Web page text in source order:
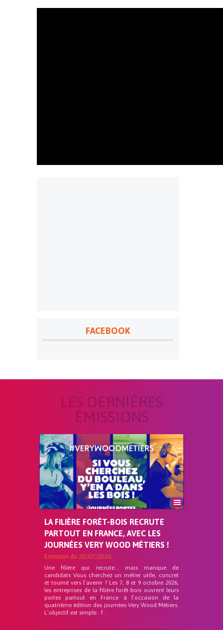
FACEBOOK
LES DERNIÈRES
ÉMISSIONS
LA FILIÈRE FORÊT-BOIS RECRUTE
PARTOUT EN FRANCE, AVEC LES
JOURNÉES VERY WOOD MÉTIERS !
Emission du 20/07/2026
Une filière qui recrute… mais manque de
candidats Vous cherchez un métier utile, concret
et tourné vers l’avenir ? Les 7, 8 et 9 octobre 2026,
les entreprises de la filière forêt-bois ouvrent leurs
portes partout en France à l’occasion de la
quatrième édition des journées Very Wood Métiers.
L’objectif est simple : f...